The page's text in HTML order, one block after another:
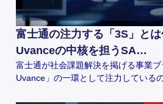
富士通の注力する「3S」と
Uvanceの中核を担うSA…
富士通が社会課題解決を掲げる事業
Uvance」の一環として注力している